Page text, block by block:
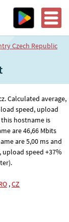
Czech Republic
Calculated average,
speed, upload
hostname is
are 46,66 Mbits
are 5,00 ms and
upload speed +37%
,CZ